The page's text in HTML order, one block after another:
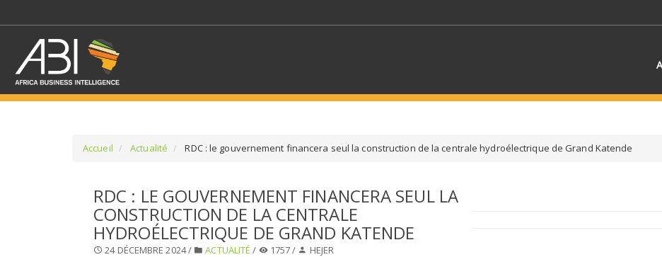
SELECTIONNEZ UNE SECTION SÉLECTIONNEZ
Accueil Actualité RDC : le gouvernement financera seul la construction de la centrale hydroélectrique de Grand Katende
RDC : LE GOUVERNEMENT FINANCERA SEUL LA
CONSTRUCTION DE LA CENTRALE
HYDROÉLECTRIQUE DE GRAND KATENDE
24 DÉCEMBRE 2024 / ACTUALITÉ / 1757 / HEJER